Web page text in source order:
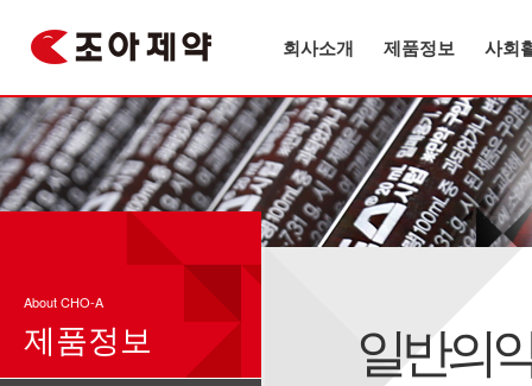
회사소개 제품정보 사회
About CHO-A
제품정보 일반의